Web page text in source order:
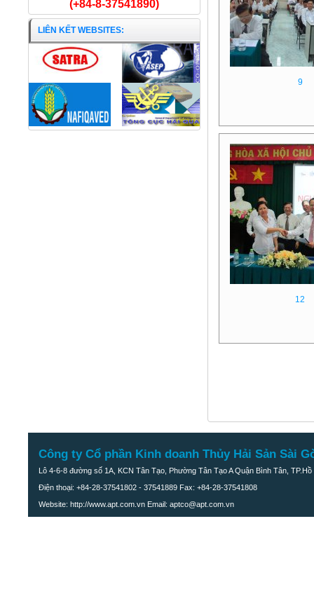
9
12
(+84-8-37541890)
LIÊN KẾT WEBSITES:
Công ty Cổ phần Kinh doanh Thủy Hải Sản Sài
Lô 4-6-8 đường số 1A, KCN Tân Tạo, Phường Tân Tạo A Quận Bình Tân, TP.Hồ
Điện thoại: +84-28-37541802 - 37541889 Fax: +84-28-37541808
Website: http://www.apt.com.vn Email: aptco@apt.com.vn